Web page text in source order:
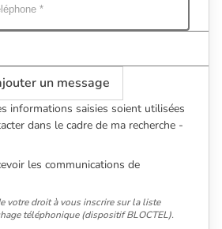
un message
informations saisies soient utilisées
dans le cadre de ma recherche -
les communications de
votre droit à vous inscrire sur la liste
téléphonique (dispositif BLOCTEL).